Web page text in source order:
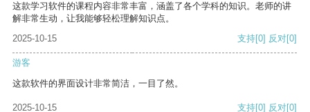
这款学习软件的课程内容非常丰富，涵盖了各个学科的知识。老师的讲
解非常生动，让我能够轻松理解知识点。
2025-10-15
支持[0] 反对[0]
游客
这款软件的界面设计非常简洁，一目了然。
2025-10-15 支持[0] 反对[0]